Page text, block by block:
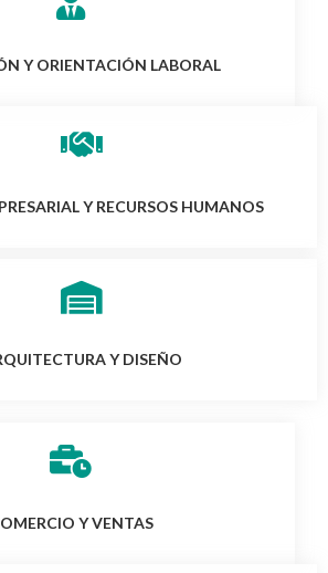
Y ORIENTACIÓN LABORAL
Y RECURSOS HUMANOS
Y DISEÑO
Y VENTAS